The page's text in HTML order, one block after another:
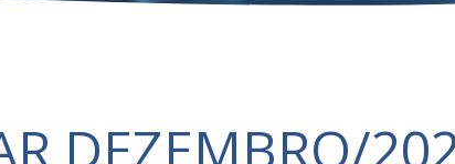
DEZEMBRO/